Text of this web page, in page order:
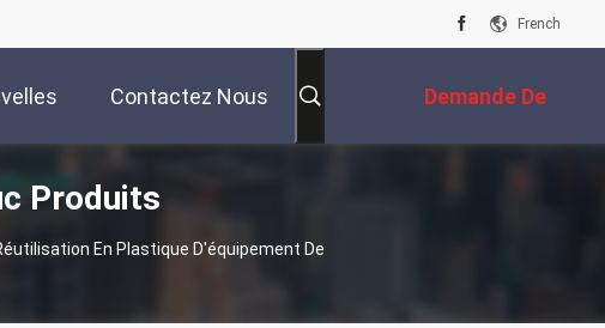
French
Contactez Nous Demande De
Soumission
Produits
En Plastique D'équipement De